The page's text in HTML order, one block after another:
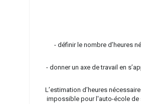
- définir le nombre d’heures
- donner un axe de travail en
L’estimation d’heures
impossible pour l'auto-école de